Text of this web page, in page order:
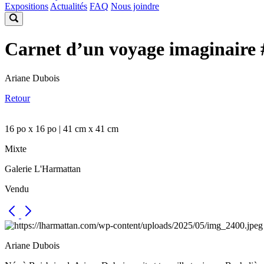
Expositions Actualités FAQ Nous joindre
Carnet d’un voyage imaginaire
Ariane Dubois
Retour
16 po x 16 po | 41 cm x 41 cm
Mixte
Galerie L'Harmattan
Vendu
Ariane Dubois